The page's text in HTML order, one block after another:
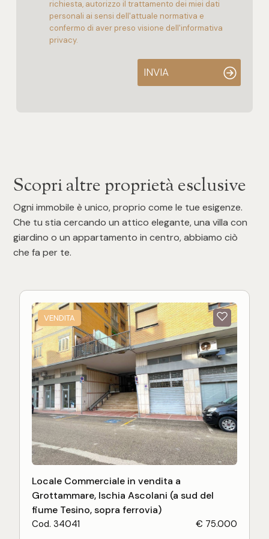
richiesta, autorizzo il trattamento dei miei dati
personali ai sensi dell'attuale normativa e
confermo di aver preso visione dell'informativa
privacy.
INVIA
Scopri altre proprietà esclusive
Ogni immobile è unico, proprio come le tue esigenze.
Che tu stia cercando un attico elegante, una villa con
giardino o un appartamento in centro, abbiamo ciò
che fa per te.
VENDITA
Locale Commerciale in vendita a
Grottammare, Ischia Ascolani (a sud del
fiume Tesino, sopra ferrovia)
Cod. 34041 € 75.000